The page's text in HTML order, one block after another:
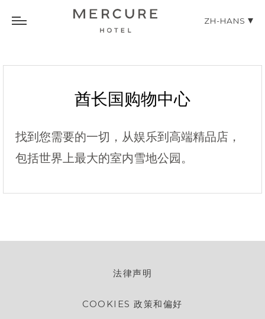
ZH-HANS
酋长国购物中心
找到您需要的一切，从娱乐到高端精品店，
包括世界上最大的室内雪地公园。
法律声明
COOKIES 政策和偏好